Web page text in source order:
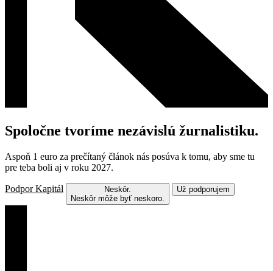
Spoločne tvoríme nezávislú žurnalistiku.
Aspoň 1 euro za prečítaný článok nás posúva k tomu, aby sme tu
pre teba boli aj v roku 2027.
Podpor Kapitál
Neskôr.
Neskôr môže byť neskoro.
Už podporujem